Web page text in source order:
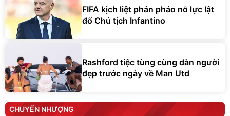
FIFA kịch liệt phản pháo nỗ lực lật
đổ Chủ tịch Infantino
Rashford tiệc tùng cùng dàn người
đẹp trước ngày về Man Utd
CHUYỂN NHƯỢNG